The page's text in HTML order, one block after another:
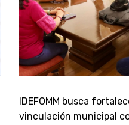
IDEFOMM busca
vinculación municipal